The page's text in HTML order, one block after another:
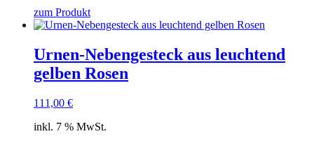
zum Produkt
Urnen-Nebengesteck aus leuchtend
gelben Rosen
111,00 €
inkl. 7 % MwSt.